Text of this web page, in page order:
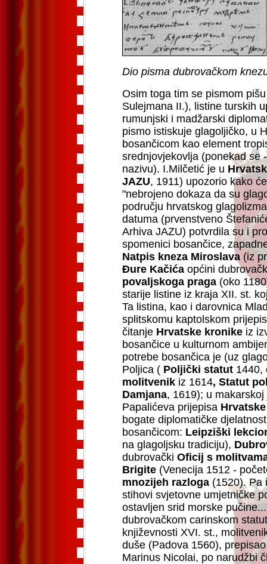
Dio pisma dubrovačkom
Osim toga tim se pismom
Sulejmana II.), listine turskih
rumunjski i madžarski
pismo istiskuje glagoljičko, u
bosančicom kao element
srednjovjekovlja (ponekad se
nazivu). I.Milčetić je u
JAZU, 1911) upozorio kako
"nebrojeno dokaza da su
području hrvatskog
datuma (prvenstveno
Arhiva JAZU) potvrdila su i
spomenici bosančice,
Natpis kneza Miroslava (iz
Đure Kačića općini
povaljskoga praga (oko
starije listine iz kraja XII. st.
Ta listina, kao i darovnica
splitskomu kaptolskom
čitanje Hrvatske kronike iz
bosančice u kulturnom
potrebe bosančica je (uz
Poljica ( Poljički statut 1440,
molitvenik iz 1614, Statut
Damjana, 1619); u
Papalićeva prijepisa
bogate diplomatičke
bosančicom: Leipziški
na glagoljsku tradiciju),
dubrovački Oficij s
Brigite (Venecija 1512 -
mnozijeh razloga (1520). Pa
stihovi svjetovne umjetničke
ostavljen srid morske
dubrovačkom carinskom
književnosti XVI. st.,
duše (Padova 1560),
Marinus Nicolai, po narudžbi